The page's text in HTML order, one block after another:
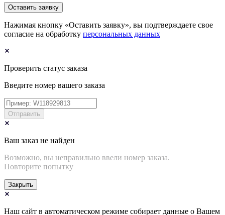
Оставить заявку
Нажимая кнопку «Оставить заявку», вы подтверждаете свое
согласие на обработку персональных данных
Проверить статус заказа
Введите номер вашего заказа
Отправить
Ваш заказ не найден
Возможно, вы неправильно ввели номер заказа.
Повторите попытку
Закрыть
Наш сайт в автоматическом режиме собирает данные о Вашем